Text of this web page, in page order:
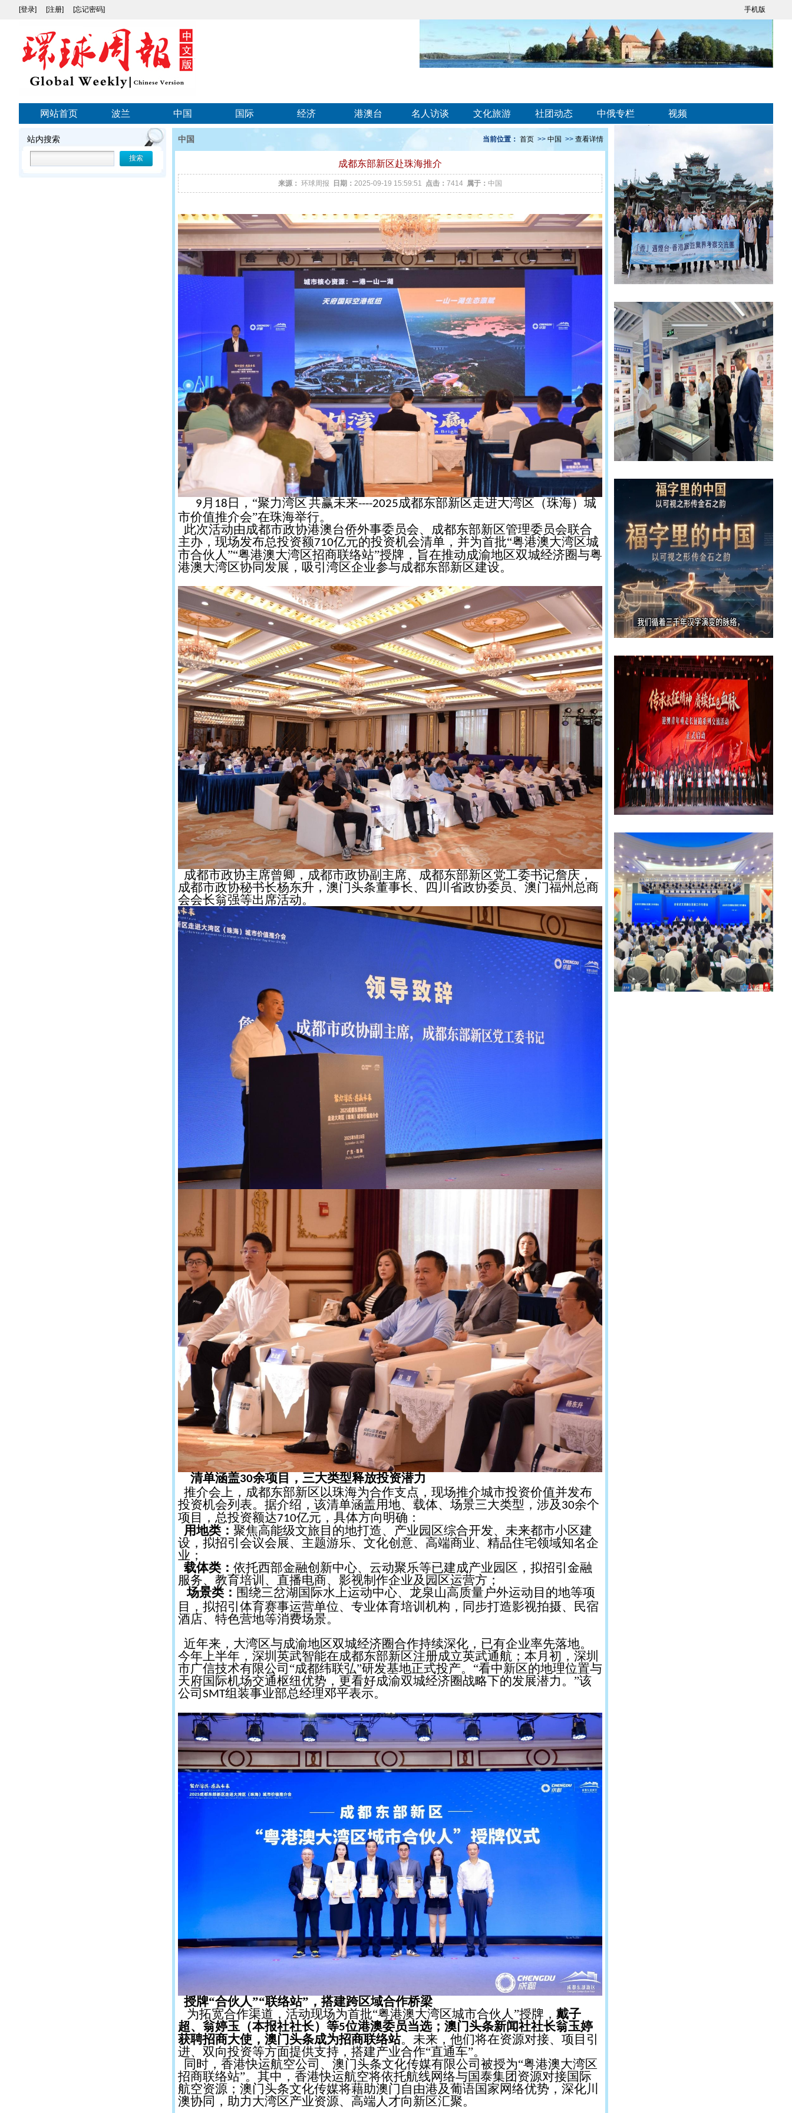
手机版
[登录] [注册] [忘记密码]
网站首页 波兰 中国 国际 经济 港澳台 名人访谈 文化旅游 社团动态 中俄专栏 视频
站内搜索 当前位置： 首页 >> 中国 >> 查看详情
中国
成都东部新区赴珠海推介
来源： 环球周报 日期： 2025-09-19 15:59:51 点击： 7414 属于： 中国
9月 18 日，“聚力湾区共赢未来----2025成都东部新区走进大湾区（珠海）城
市价值推介会”在珠海举行。
此次活动由成都市政协港澳台侨外事委员会、成都东部新区管理委员会联合
主办，现场发布总投资额710亿元的投资机会清单，并为首批“粤港澳大湾区城
市合伙人”“粤港澳大湾区招商联络站”授牌，旨在推动成渝地区双城经济圈与粤
港澳大湾区协同发展，吸引湾区企业参与成都东部新区建设。
成都市政协主席曾卿，成都市政协副主席、成都东部新区党工委书记詹庆，
成都市政协秘书长杨东升，澳门头条董事长、四川省政协委员、澳门福州总商
会会长翁强等出席活动。
清单涵盖30余项目，三大类型释放投资潜力
推介会上，成都东部新区以珠海为合作支点，现场推介城市投资价值并发布
投资机会列表。据介绍，该清单涵盖用地、载体、场景三大类型，涉及 30余个
项目，总投资额达710亿元，具体方向明确：
用地类： 聚焦高能级文旅目的地打造、产业园区综合开发、未来都市小区建
设，拟招引会议会展、主题游乐、文化创意、高端商业、精品住宅领域知名企
业；
载体类： 依托西部金融创新中心、云动聚乐等已建成产业园区，拟招引金融
服务、教育培训、直播电商、影视制作企业及园区运营方；
场景类： 围绕三岔湖国际水上运动中心、龙泉山高质量户外运动目的地等项
目，拟招引体育赛事运营单位、专业体育培训机构，同步打造影视拍摄、民宿
酒店、特色营地等消费场景。
近年来，大湾区与成渝地区双城经济圈合作持续深化，已有企业率先落地。
今年上半年，深圳英武智能在成都东部新区注册成立英武通航；本月初，深圳
市广信技术有限公司“成都纬联弘”研发基地正式投产。“看中新区的地理位置与
天府国际机场交通枢纽优势，更看好成渝双城经济圈战略下的发展潜力。”该
公司 SMT组装事业部总经理邓平表示。
授牌“合伙人”“联络站”，搭建跨区域合作桥梁
为拓宽合作渠道，活动现场为首批“粤港澳大湾区城市合伙人”授牌， 戴子
超、翁婷玉（本报社社长）等5位港澳委员当选；澳门头条新闻社社长翁玉婷
获聘招商大使，澳门头条成为招商联络站。未来，他们将在资源对接、项目引
进、双向投资等方面提供支持，搭建产业合作“直通车”。
同时，香港快运航空公司、澳门头条文化传媒有限公司被授为“粤港澳大湾区
招商联络站”。其中，香港快运航空将依托航线网络与国泰集团资源对接国际
航空资源；澳门头条文化传媒将藉助澳门自由港及葡语国家网络优势，深化川
澳协同，助力大湾区产业资源、高端人才向新区汇聚。